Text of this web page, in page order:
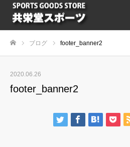
ブログ footer_banner2
2020.06.26
footer_banner2